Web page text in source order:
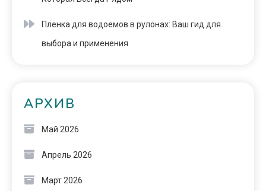
Пленка для водоемов в рулонах: Ваш гид для
выбора и применения
АРХИВ
Май 2026
Апрель 2026
Март 2026